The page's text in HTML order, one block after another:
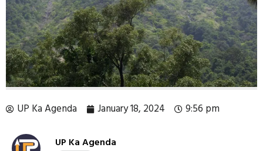
UP Ka Agenda January 18, 2024 9:56 pm
UP Ka Agenda